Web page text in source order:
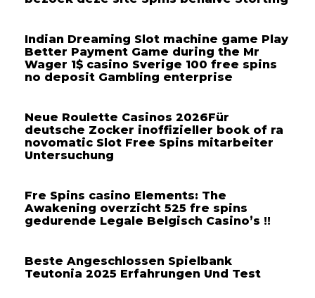
Indian Dreaming Slot machine game Play
Better Payment Game during the Mr
Wager 1$ casino Sverige 100 free spins
no deposit Gambling enterprise
Neue Roulette Casinos 2026Für
deutsche Zocker inoffizieller book of ra
novomatic Slot Free Spins mitarbeiter
Untersuchung
Fre Spins casino Elements: The
Awakening overzicht 525 fre spins
gedurende Legale Belgisch Casino’s !!
Beste Angeschlossen Spielbank
Teutonia 2025 Erfahrungen Und Test